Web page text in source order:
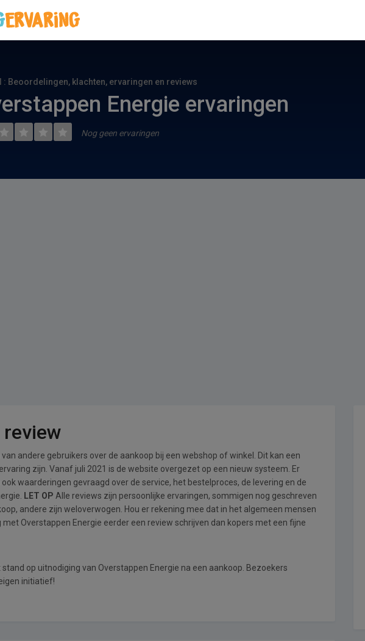
: Beoordelingen, klachten, ervaringen en reviews
Energie ervaringen
Nog geen ervaringen
andere gebruikers over de aankoop bij een webshop of winkel. Dit kan een
zijn. Vanaf juli 2021 is de website overgezet op een nieuw systeem. Er
waarderingen gevraagd over de service, het bestelproces, de levering en de
LET OP Alle reviews zijn persoonlijke ervaringen, sommigen nog geschreven
andere zijn weloverwogen. Hou er rekening mee dat in het algemeen mensen
Overstappen Energie eerder een review schrijven dan kopers met een fijne
op uitnodiging van Overstappen Energie na een aankoop. Bezoekers
initiatief!